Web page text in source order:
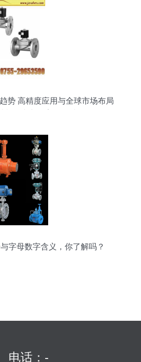
势 高精度应用与全球市场布局
字母数字含义，你了解吗？
电话：-